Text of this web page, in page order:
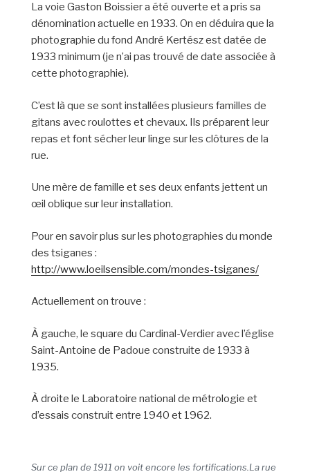
La voie Gaston Boissier a été ouverte et a pris sa
dénomination actuelle en 1933. On en déduira que la
photographie du fond André Kertész est datée de
1933 minimum (je n’ai pas trouvé de date associée à
cette photographie).
C’est là que se sont installées plusieurs familles de
gitans avec roulottes et chevaux. Ils préparent leur
repas et font sécher leur linge sur les clôtures de la
rue.
Une mère de famille et ses deux enfants jettent un
œil oblique sur leur installation.
Pour en savoir plus sur les photographies du monde
des tsiganes :
http://www.loeilsensible.com/mondes-tsiganes/
Actuellement on trouve :
À gauche, le square du Cardinal-Verdier avec l’église
Saint-Antoine de Padoue construite de 1933 à
1935.
À droite le Laboratoire national de métrologie et
d’essais construit entre 1940 et 1962.
Sur ce plan de 1911 on voit encore les fortifications.La rue